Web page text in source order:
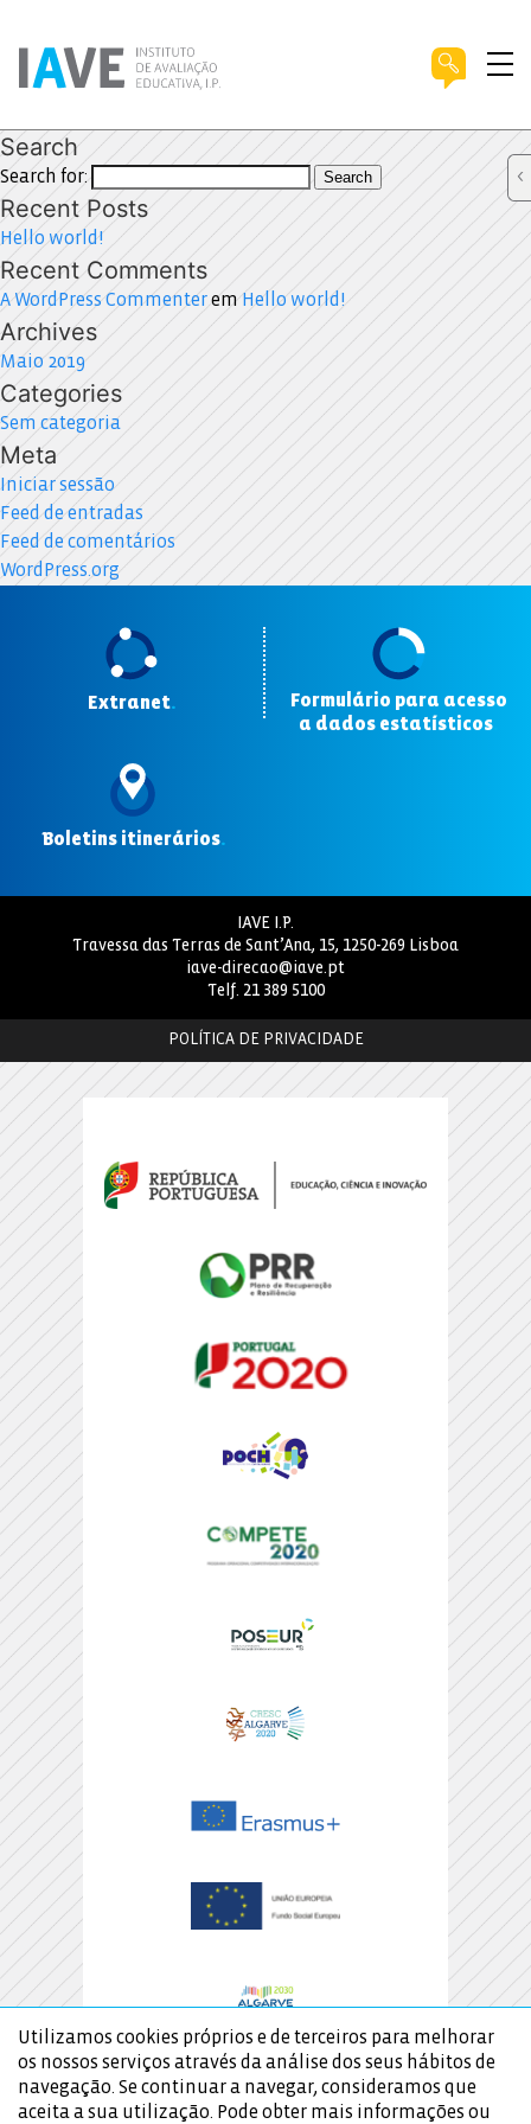
Search
Search for: Search
Recent Posts
Hello world!
Recent Comments
A WordPress Commenterem Hello world!
Archives
Maio 2019
Categories
Sem categoria
Meta
Iniciar sessão
Feed de entradas
Feed de comentários
WordPress.org
Extranet.
Formulário para acesso
a dados estatísticos
Boletins itinerários.
IAVE I.P.
Travessa das Terras de Sant’Ana, 15, 1250-269 Lisboa
iave-direcao@iave.pt
Telf. 21 389 5100
POLÍTICA DE PRIVACIDADE
Utilizamos cookies próprios e de terceiros para melhorar
os nossos serviços através da análise dos seus hábitos de
navegação. Se continuar a navegar, consideramos que
aceita a sua utilização. Pode obter mais informações ou